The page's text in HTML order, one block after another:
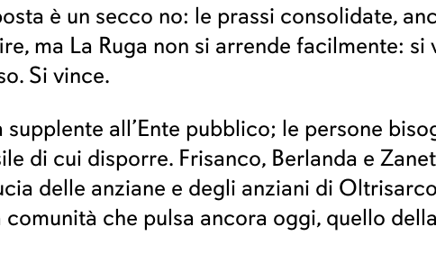
è un secco no: le prassi consolidate,
ma La Ruga non si arrende facilmente: si
Si vince.
supplente all’Ente pubblico; le persone
di cui disporre. Frisanco, Berlanda e
delle anziane e degli anziani di
che pulsa ancora oggi, quello